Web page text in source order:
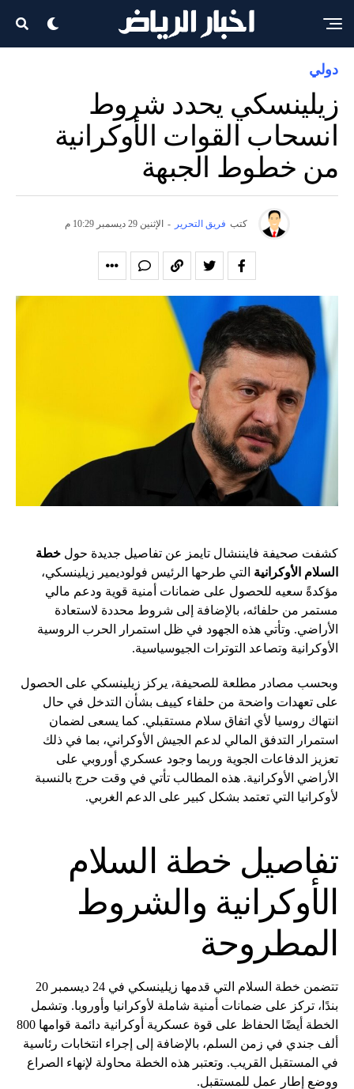
دولي
زيلينسكي يحدد شروط
انسحاب القوات الأوكرانية
من خطوط الجبهة
كتب فريق التحرير - الإثنين 29 ديسمبر 10:29 م
كشفت صحيفة فايننشال تايمز عن تفاصيل جديدة حول خطة
السلام الأوكرانية التي طرحها الرئيس فولوديمير زيلينسكي،
مؤكدةً سعيه للحصول على ضمانات أمنية قوية ودعم مالي
مستمر من حلفائه، بالإضافة إلى شروط محددة لاستعادة
الأراضي. وتأتي هذه الجهود في ظل استمرار الحرب الروسية
الأوكرانية وتصاعد التوترات الجيوسياسية.
وبحسب مصادر مطلعة للصحيفة، يركز زيلينسكي على الحصول
على تعهدات واضحة من حلفاء كييف بشأن التدخل في حال
انتهاك روسيا لأي اتفاق سلام مستقبلي. كما يسعى لضمان
استمرار التدفق المالي لدعم الجيش الأوكراني، بما في ذلك
تعزيز الدفاعات الجوية وربما وجود عسكري أوروبي على
الأراضي الأوكرانية. هذه المطالب تأتي في وقت حرج بالنسبة
لأوكرانيا التي تعتمد بشكل كبير على الدعم الغربي.
تفاصيل خطة السلام
الأوكرانية والشروط
المطروحة
تتضمن خطة السلام التي قدمها زيلينسكي في 24 ديسمبر 20
بندًا، تركز على ضمانات أمنية شاملة لأوكرانيا وأوروبا. وتشمل
الخطة أيضًا الحفاظ على قوة عسكرية أوكرانية دائمة قوامها 800
ألف جندي في زمن السلم، بالإضافة إلى إجراء انتخابات رئاسية
في المستقبل القريب. وتعتبر هذه الخطة محاولة لإنهاء الصراع
ووضع إطار عمل للمستقبل.